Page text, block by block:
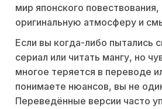
мир японского повествования,
оригинальную атмосферу и
Если вы когда-либо пытались
сериал или читать мангу, но
многое теряется в переводе
понимаете нюансов, вы не
Переведённые версии часто